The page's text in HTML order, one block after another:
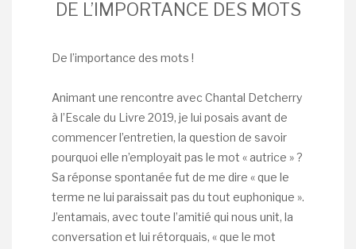
DE L’IMPORTANCE DES MOTS
De l’importance des mots !
Animant une rencontre avec Chantal Detcherry
à l’Escale du Livre 2019, je lui posais avant de
commencer l’entretien, la question de savoir
pourquoi elle n’employait pas le mot « autrice » ?
Sa réponse spontanée fut de me dire « que le
terme ne lui paraissait pas du tout euphonique ».
J’entamais, avec toute l’amitié qui nous unit, la
conversation et lui rétorquais, « que le mot